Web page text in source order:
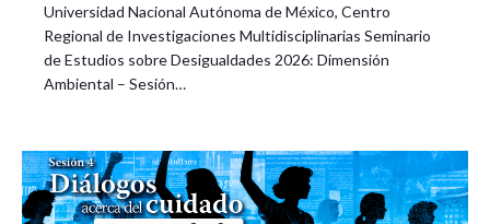
Universidad Nacional Autónoma de México, Centro
Regional de Investigaciones Multidisciplinarias Seminario
de Estudios sobre Desigualdades 2026: Dimensión
Ambiental – Sesión…